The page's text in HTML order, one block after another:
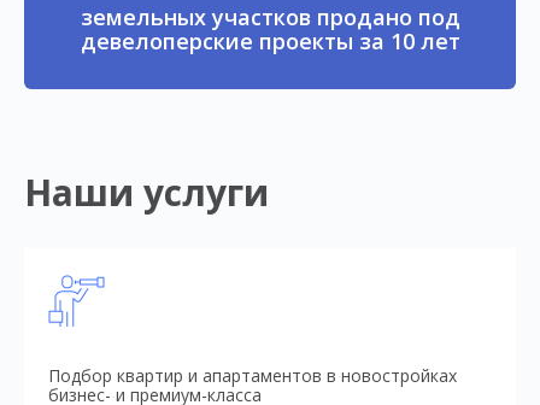
земельных участков продано под
девелоперские проекты за 10 лет
Наши услуги
Подбор квартир и апартаментов в новостройках
бизнес- и премиум-класса